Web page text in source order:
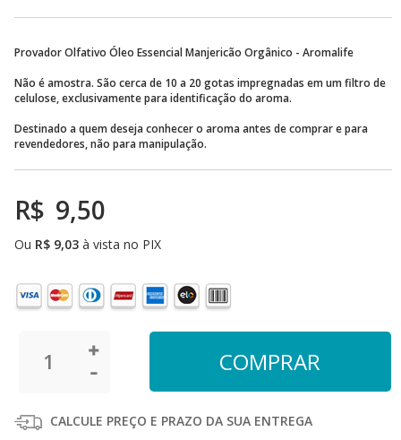
Provador Olfativo Óleo Essencial Manjericão Orgânico - Aromalife
Não é amostra. São cerca de 10 a 20 gotas impregnadas em um filtro de
celulose, exclusivamente para identificação do aroma.
Destinado a quem deseja conhecer o aroma antes de comprar e para
revendedores, não para manipulação.
R$ 9,50
Ou R$ 9,03 à vista no PIX
CALCULE PREÇO E PRAZO DA SUA ENTREGA